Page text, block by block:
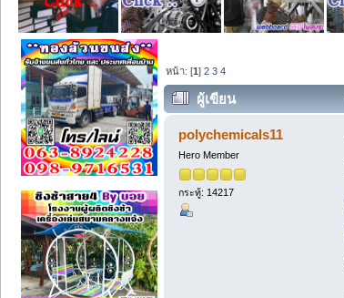
หน้า: [1]2 3 4
ผู้เขียน
polychemicals11
Hero Member
กระทู้: 14217